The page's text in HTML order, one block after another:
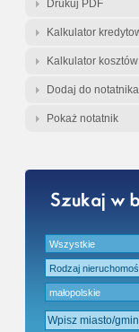
Drukuj PDF
Kalkulator
Kalkulator kosztów
Dodaj do notatnika
Pokaż notatnik